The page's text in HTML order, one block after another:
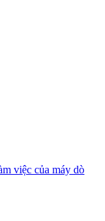
việc của máy dò